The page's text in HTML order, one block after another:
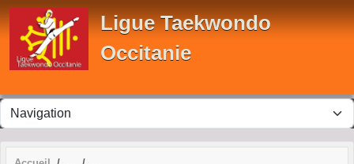
Ligue Taekwondo
Occitanie
Panneau de gestion des cookies